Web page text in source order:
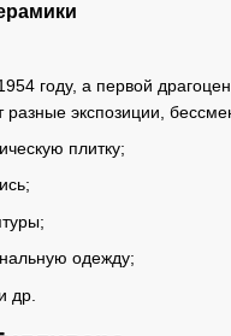
году, а первой
разные экспозиции,
плитку;
одежду;
др.